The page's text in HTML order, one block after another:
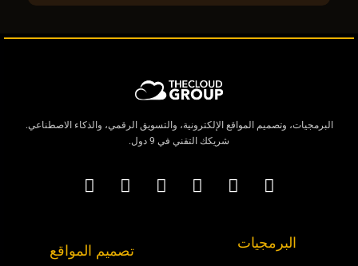
البرمجيات، وتصميم المواقع الإلكترونية، والتسويق الرقمي، والذكاء الاصطناعي.
شريكك التقني في 9 دول.
البرمجيات تصميم المواقع